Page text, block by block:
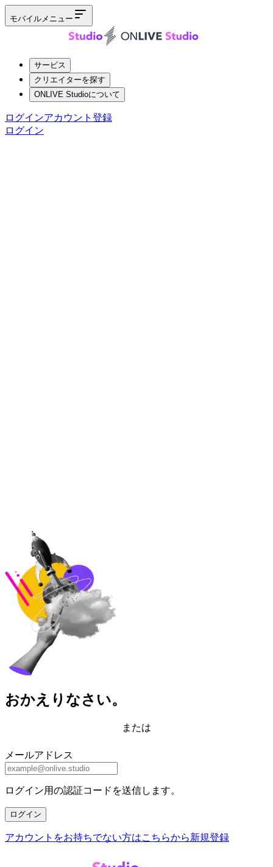
モバイルメニュー
サービス
クリエイターを探す
ONLIVE Studioについて
ログインアカウント登録
ログイン
おかえりなさい。
または
メールアドレス
ログイン用の認証コードを送信します。
ログイン
アカウントをお持ちでない方はこちらから新規登録